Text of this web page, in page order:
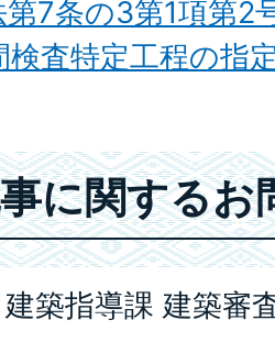
第7条の3第1項第2
検査特定工程の指
に関するお
築指導課 建築審